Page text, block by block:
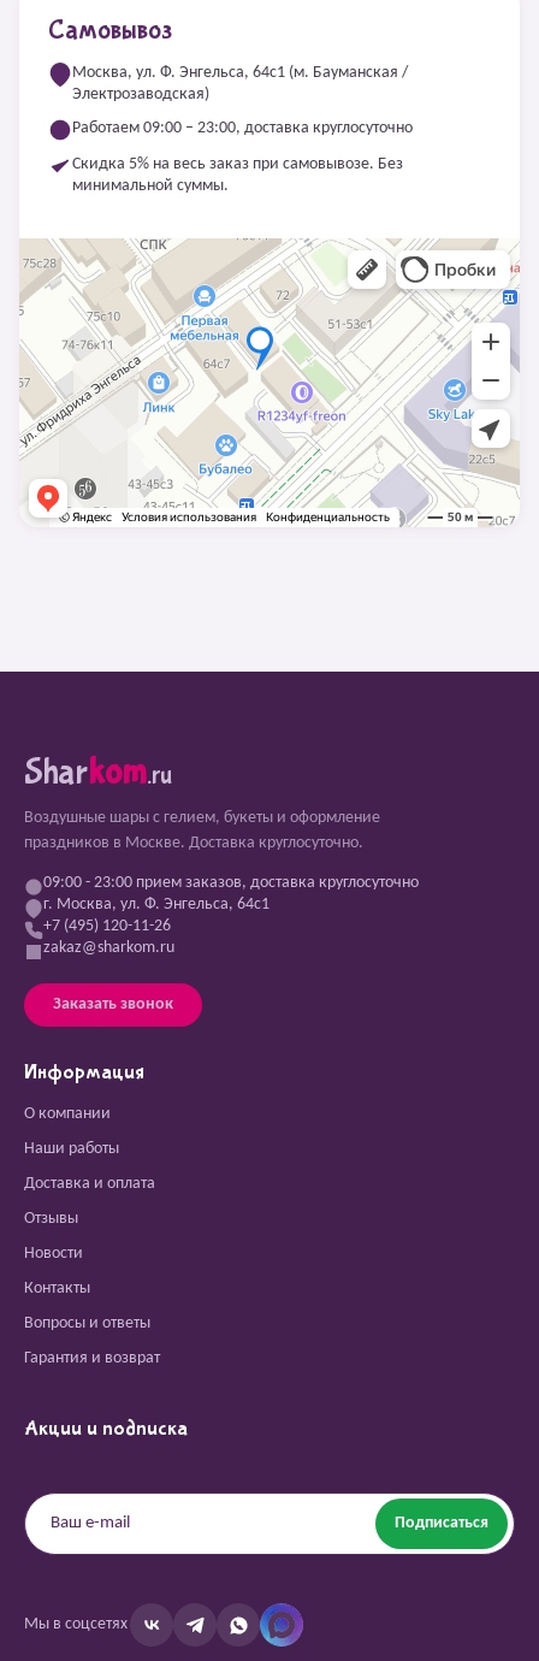
Самовывоз
Москва, ул. Ф. Энгельса, 64с1 (м. Бауманская /
Электрозаводская)
Работаем 09:00 – 23:00, доставка круглосуточно
Скидка 5% на весь заказ при самовывозе. Без
минимальной суммы.
Sharkom.ru
Воздушные шары с гелием, букеты и оформление
праздников в Москве. Доставка круглосуточно.
09:00 - 23:00 прием заказов, доставка круглосуточно
г. Москва, ул. Ф. Энгельса, 64с1
+7 (495) 120-11-26
zakaz@sharkom.ru
Заказать звонок
Информация
О компании
Наши работы
Доставка и оплата
Отзывы
Новости
Контакты
Вопросы и ответы
Гарантия и возврат
Акции и подписка
Подписаться
Мы в соцсетях